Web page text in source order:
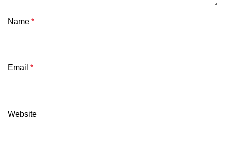
Name *
Email *
Website